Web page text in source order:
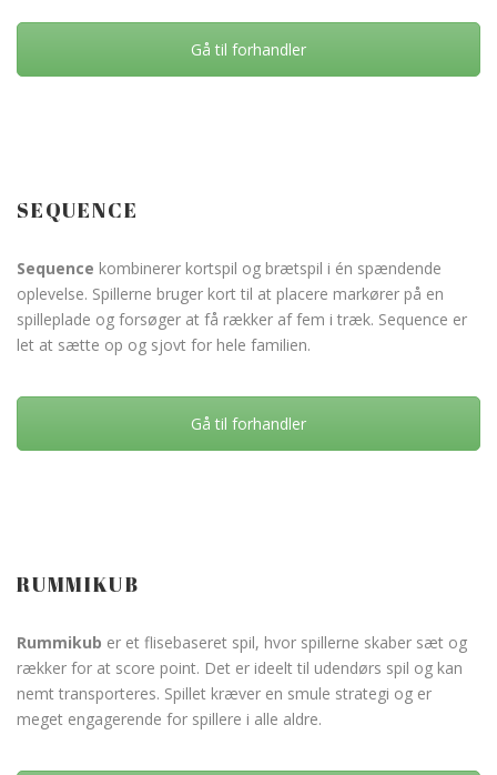
Gå til forhandler
SEQUENCE
Sequence kombinerer kortspil og brætspil i én spændende
oplevelse. Spillerne bruger kort til at placere markører på en
spilleplade og forsøger at få rækker af fem i træk. Sequence er
let at sætte op og sjovt for hele familien.
Gå til forhandler
RUMMIKUB
Rummikub er et flisebaseret spil, hvor spillerne skaber sæt og
rækker for at score point. Det er ideelt til udendørs spil og kan
nemt transporteres. Spillet kræver en smule strategi og er
meget engagerende for spillere i alle aldre.